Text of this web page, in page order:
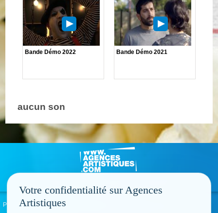
Bande Démo 2022 Bande Démo 2021
aucun son
Politique de confidentialité
Votre confidentialité sur Agences
Artistiques